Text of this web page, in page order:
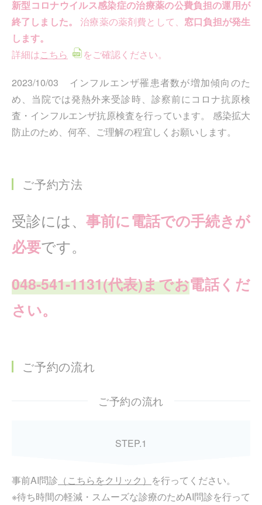
新型コロナウイルス感染症の治療薬の公費負担の運用が
終了しました。
治療薬の薬剤費として、 窓口負担が発生
します。
詳細はこちら をご確認ください。
2023/10/03 インフルエンザ罹患者数が増加傾向のた
め、当院では発熱外来受診時、診察前にコロナ抗原検
査・インフルエンザ抗原検査を行っています。 感染拡大
防止のため、何卒、ご理解の程宜しくお願いします。
ご予約方法
受診には、事前に電話での手続きが
必要です。
048-541-1131(代表)までお電話くだ
さい。
ご予約の流れ
ご予約の流れ
STEP.1
事前AI問診 （こちらをクリック） を行ってください。
※待ち時間の軽減・スムーズな診療のためAI問診を行って